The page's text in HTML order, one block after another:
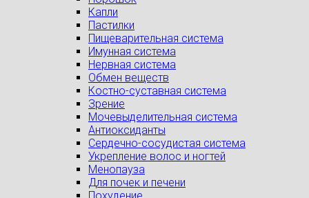
Капли
Пастилки
Пищеварительная система
Имунная система
Нервная система
Обмен веществ
Костно-суставная система
Зрение
Мочевыделительная система
Антиоксиданты
Сердечно-сосудистая система
Укрепление волос и ногтей
Менопауза
Для почек и печени